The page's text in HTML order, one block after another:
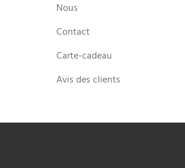
Nous
Contact
Carte-cadeau
Avis des clients